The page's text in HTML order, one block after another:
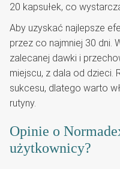
20 kapsułek, co
Aby uzyskać najlepsze
przez co najmniej 30 dni.
zalecanej dawki i
miejscu, z dala od dzieci.
sukcesu, dlatego warto
rutyny.
Opinie o
użytkownicy?